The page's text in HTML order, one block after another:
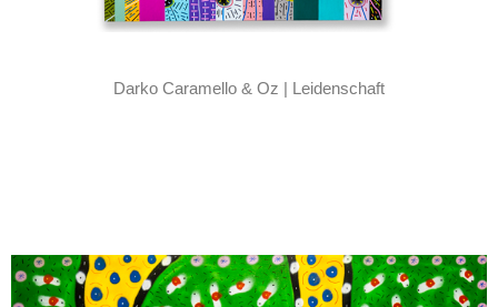
Darko Caramello & Oz | Leidenschaft